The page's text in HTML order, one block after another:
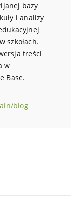
bazy
i analizy
szkołach.
treści
w
Base.
blog